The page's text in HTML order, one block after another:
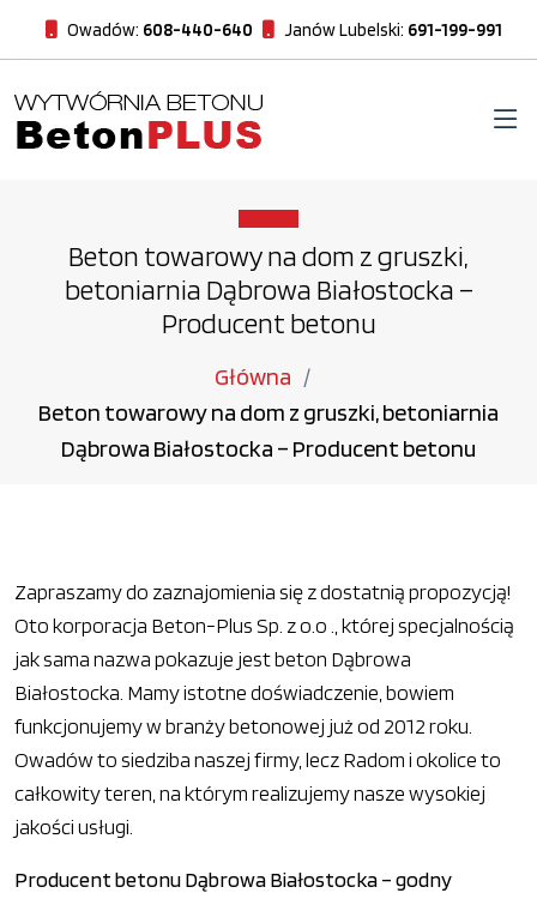
Owadów: 608-440-640 Janów Lubelski: 691-199-991
Beton towarowy na dom z gruszki,
betoniarnia Dąbrowa Białostocka –
Producent betonu
Główna
Beton towarowy na dom z gruszki, betoniarnia
Dąbrowa Białostocka – Producent betonu
Zapraszamy do zaznajomienia się z dostatnią propozycją!
Oto korporacja Beton-Plus Sp. z o.o ., której specjalnością
jak sama nazwa pokazuje jest beton Dąbrowa
Białostocka. Mamy istotne doświadczenie, bowiem
funkcjonujemy w branży betonowej już od 2012 roku.
Owadów to siedziba naszej firmy, lecz Radom i okolice to
całkowity teren, na którym realizujemy nasze wysokiej
jakości usługi.
Producent betonu Dąbrowa Białostocka – godny